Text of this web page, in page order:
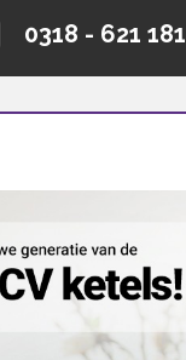
0318 - 621 181